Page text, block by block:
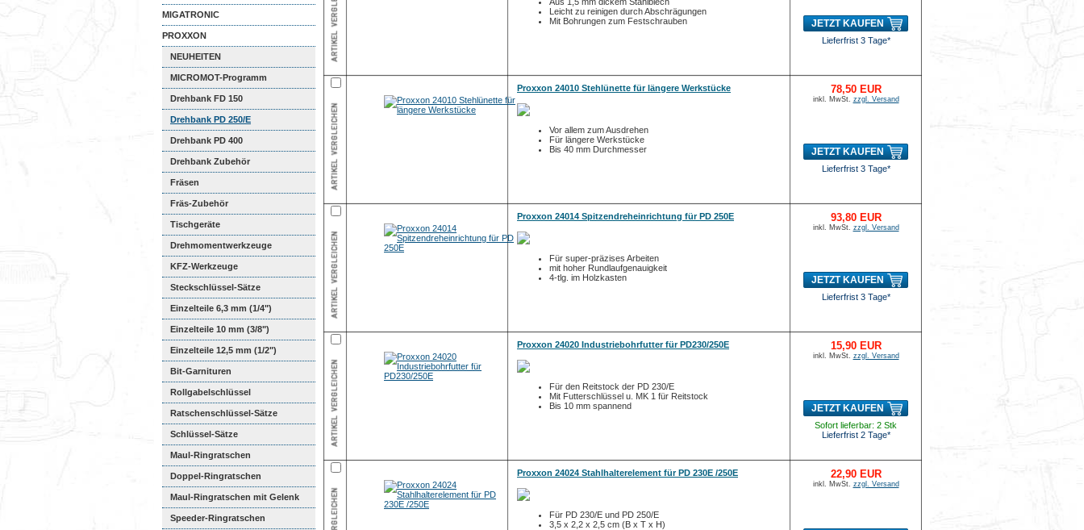
MIGATRONIC
PROXXON
NEUHEITEN
MICROMOT-Programm
Drehbank FD 150
Drehbank PD 250/E
Drehbank PD 400
Drehbank Zubehör
Fräsen
Fräs-Zubehör
Tischgeräte
Drehmomentwerkzeuge
KFZ-Werkzeuge
Steckschlüssel-Sätze
Einzelteile 6,3 mm (1/4")
Einzelteile 10 mm (3/8")
Einzelteile 12,5 mm (1/2")
Bit-Garnituren
Rollgabelschlüssel
Ratschenschlüssel-Sätze
Schlüssel-Sätze
Maul-Ringratschen
Doppel-Ringratschen
Maul-Ringratschen mit Gelenk
Speeder-Ringratschen
Leicht zu reinigen durch Abschrägungen
Mit Bohrungen zum Festschrauben
JETZT KAUFEN
Lieferfrist 3 Tage*
Proxxon 24010 Stehlünette für längere Werkstücke
Vor allem zum Ausdrehen
Für längere Werkstücke
Bis 40 mm Durchmesser
78,50 EUR
inkl. MwSt. zzgl. Versand
JETZT KAUFEN
Lieferfrist 3 Tage*
Proxxon 24014 Spitzendreheinrichtung für PD 250E
Für super-präzises Arbeiten
mit hoher Rundlaufgenauigkeit
4-tlg. im Holzkasten
93,80 EUR
inkl. MwSt. zzgl. Versand
JETZT KAUFEN
Lieferfrist 3 Tage*
Proxxon 24020 Industriebohrfutter für PD230/250E
Für den Reitstock der PD 230/E
Mit Futterschlüssel u. MK 1 für Reitstock
Bis 10 mm spannend
15,90 EUR
inkl. MwSt. zzgl. Versand
JETZT KAUFEN
Sofort lieferbar: 2 Stk
Lieferfrist 2 Tage*
Proxxon 24024 Stahlhalterelement für PD 230E /250E
Für PD 230/E und PD 250/E
3,5 x 2,2 x 2,5 cm (B x T x H)
22,90 EUR
inkl. MwSt. zzgl. Versand